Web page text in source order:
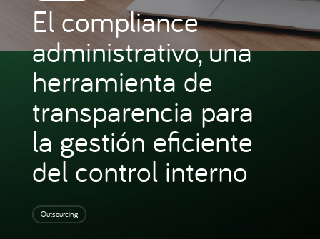
El compliance
administrativo, una
herramienta de
transparencia para
la gestión eficiente
del control interno
Outsourcing